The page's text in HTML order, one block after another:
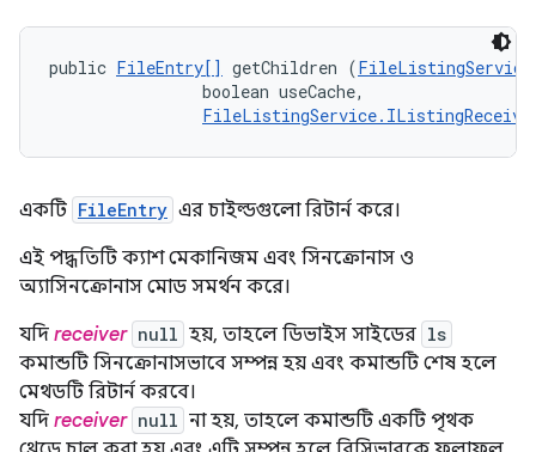
public FileEntry[] getChildren (
                boolean useCache,
একটি FileEntry এর চাইল্ডগুলো রিটার্ন করে।
এই পদ্ধতিটি ক্যাশ মেকানিজম এবং সিনক্রোনাস ও
অ্যাসিনক্রোনাস মোড সমর্থন করে।
যদি receiver null হয়, তাহলে ডিভাইস সাইডের ls
কমান্ডটি সিনক্রোনাসভাবে সম্পন্ন হয় এবং কমান্ডটি শেষ হলে
মেথডটি রিটার্ন করবে।
যদি receiver null না হয়, তাহলে কমান্ডটি একটি পৃথক